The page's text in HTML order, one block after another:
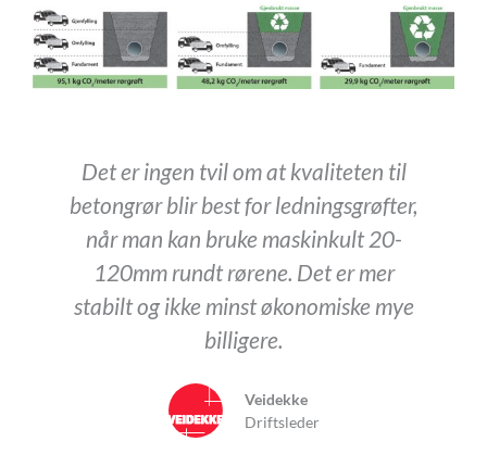
Det er ingen tvil om at kvaliteten til
betongrør blir best for ledningsgrøfter,
når man kan bruke maskinkult 20-
120mm rundt rørene. Det er mer
stabilt og ikke minst økonomiske mye
billigere.
Veidekke
Driftsleder